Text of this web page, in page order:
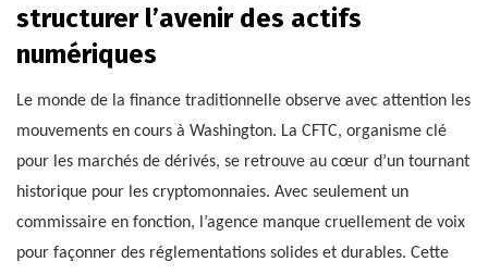
structurer l’avenir des actifs
numériques
Le monde de la finance traditionnelle observe avec attention les
mouvements en cours à Washington. La CFTC, organisme clé
pour les marchés de dérivés, se retrouve au cœur d’un tournant
historique pour les cryptomonnaies. Avec seulement un
commissaire en fonction, l’agence manque cruellement de voix
pour façonner des réglementations solides et durables. Cette